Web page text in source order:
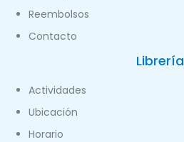
Reembolsos
Contacto
Librería
Actividades
Ubicación
Horario